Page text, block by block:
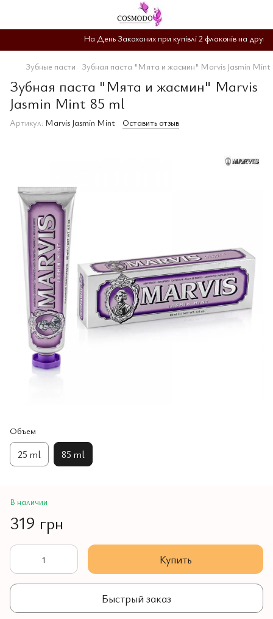
На День Закоханих при купівлі 2 флаконів на
Зубные пасти Зубная паста "Мята и жасмин" Marvis Jasmin Mint
Зубная паста "Мята и жасмин" Marvis
Jasmin Mint 85 ml
Артикул: Marvis Jasmin Mint Оставить отзыв
Объем
25 ml 85 ml
В наличии
319 грн
Купить
Быстрый заказ